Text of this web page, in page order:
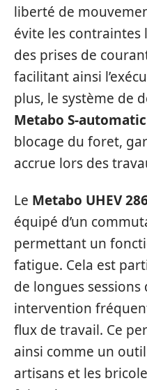
liberté de
évite les contraintes
des prises de
facilitant ainsi
plus, le système de
Metabo S-automatic
blocage du foret,
accrue lors des
Le Metabo UHEV
équipé d’un
permettant un
fatigue. Cela est
de longues
intervention
flux de travail. Ce
ainsi comme un
artisans et les